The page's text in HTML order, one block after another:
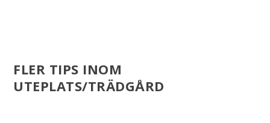
FLER TIPS INOM
UTEPLATS/TRÄDGÅRD